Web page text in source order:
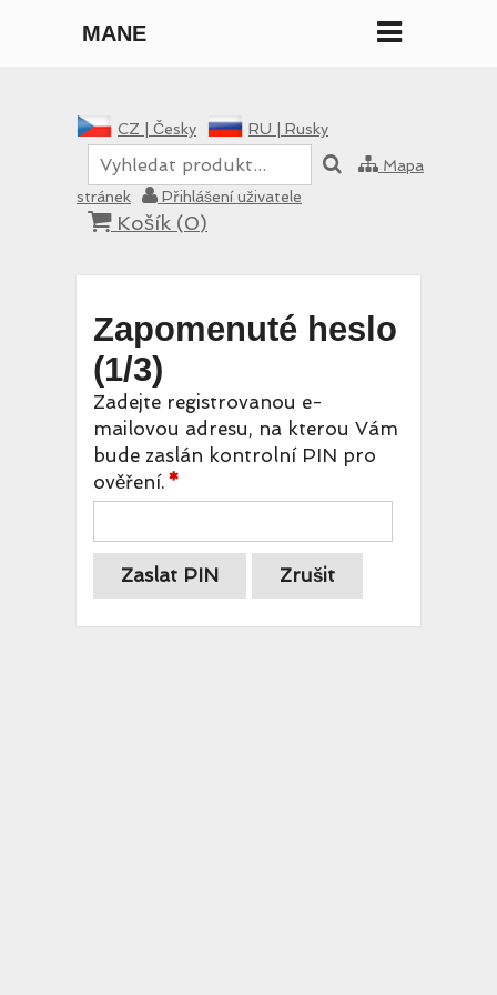
MANE
CZ | Česky RU | Rusky
Mapa
stránek
Přihlášení uživatele
Košík (0)
Zapomenuté heslo
(1/3)
Zadejte registrovanou e-
mailovou adresu, na kterou Vám
bude zaslán kontrolní PIN pro
ověření.